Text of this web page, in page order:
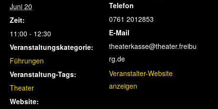
Juni 20
Zeit:
11:00 - 12:30
Veranstaltungskategorie:
Führungen
Veranstaltung-Tags:
Theater
Website:
Telefon
0761 2012853
E-Mail
theaterkasse@theater.freibu
rg.de
Veranstalter-Website
anzeigen